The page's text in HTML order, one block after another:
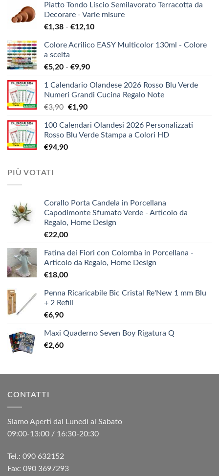
Piatto Tondo Liscio Semilavorato Terracotta da
Decorare - Varie misure
€1,38 - €12,10Fascia
prezzo:
€12,10
Colore Acrilico EASY Multicolor 130ml - Colore
a scelta
€5,20 - €9,90Fascia
prezzo:
da
€9,90
1 Calendario Olandese 2026 Rosso Blu Verde
Numeri Grandi Cucina Regalo Note
€3,90 Il
originale
era:
€3,90.
€1,90Il
attuale
è:
100 Calendari Olandesi 2026 Personalizzati
Rosso Blu Verde Stampa a Colori HD
€94,90
PIÙ VOTATI
Corallo Porta Candela in Porcellana
Capodimonte Sfumato Verde - Articolo da
Regalo, Home Design
€22,00
Fatina dei Fiori con Colomba in Porcellana -
Articolo da Regalo, Home Design
€18,00
Penna Ricaricabile Bic Cristal Re'New 1 mm Blu
+ 2 Refill
€6,90
Maxi Quaderno Seven Boy Rigatura Q
€2,60
CONTATTI
Siamo Aperti dal Lunedì al Sabato
09:00-13:00 / 16:30-20:30
Tel.: 090 632152
Fax: 090 3697293‬